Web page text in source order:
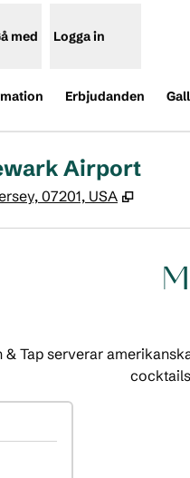
med Logga in
Erbjudanden
Airport
07201, USA ,
& Tap serverar